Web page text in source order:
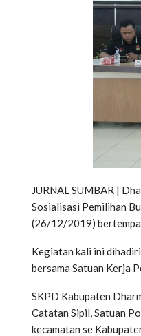
JURNAL SUMBAR |
Sosialisasi Pemilihan
(26/12/2019)
Kegiatan kali ini
bersama Satuan Kerja
SKPD Kabupaten
Catatan Sipil, Satuan
kecamatan se